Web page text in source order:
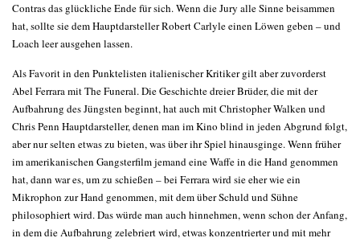
Contras das glückliche Ende für sich. Wenn die Jury alle Sinne beisammen
hat, sollte sie dem Hauptdarsteller Robert Carlyle einen Löwen geben – und
Loach leer ausgehen lassen.
Als Favorit in den Punktelisten italienischer Kritiker gilt aber zuvorderst
Abel Ferrara mit The Funeral. Die Geschichte dreier Brüder, die mit der
Aufbahrung des Jüngsten beginnt, hat auch mit Christopher Walken und
Chris Penn Hauptdarsteller, denen man im Kino blind in jeden Abgrund folgt,
aber nur selten etwas zu bieten, was über ihr Spiel hinausginge. Wenn früher
im amerikanischen Gangsterfilm jemand eine Waffe in die Hand genommen
hat, dann war es, um zu schießen – bei Ferrara wird sie eher wie ein
Mikrophon zur Hand genommen, mit dem über Schuld und Sühne
philosophiert wird. Das würde man auch hinnehmen, wenn schon der Anfang,
in dem die Aufbahrung zelebriert wird, etwas konzentrierter und mit mehr